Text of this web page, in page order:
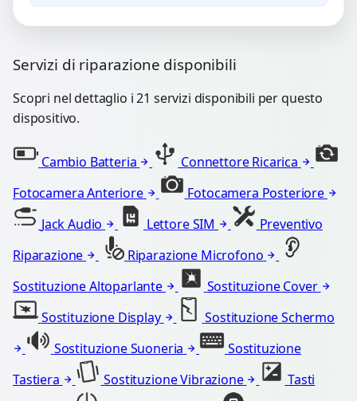
Servizi di riparazione disponibili
Scopri nel dettaglio i 21 servizi disponibili per questo
dispositivo.
Cambio Batteria
Connettore Ricarica
Fotocamera Anteriore
Fotocamera Posteriore
Jack Audio
Lettore SIM
Preventivo
Riparazione
Riparazione Microfono
Sostituzione Altoparlante
Sostituzione Cover
Sostituzione Display
Sostituzione Schermo
Sostituzione Suoneria
Sostituzione
Tastiera
Sostituzione Vibrazione
Tasti